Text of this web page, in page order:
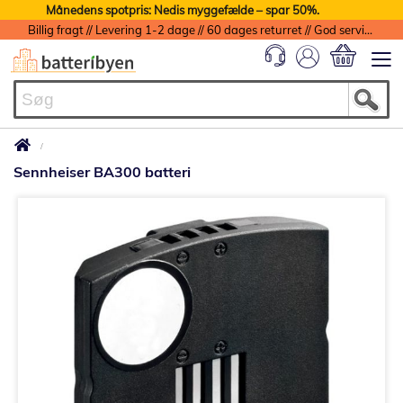
Månedens spotpris: Nedis myggefælde – spar 50%.
Billig fragt // Levering 1-2 dage // 60 dages returret // God service med garanti
Sennheiser BA300 batteri
billedgalleriet